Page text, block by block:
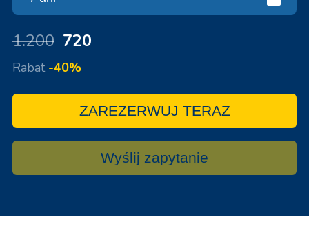
1.200 720
Rabat -40%
ZAREZERWUJ TERAZ
Wyślij zapytanie